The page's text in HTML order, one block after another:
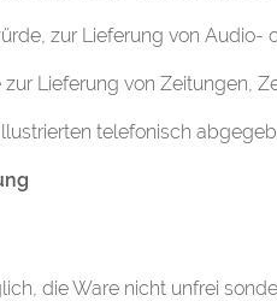
zur Lieferung von Audio-
Lieferung von Zeitungen,
telefonisch
die Ware nicht unfrei